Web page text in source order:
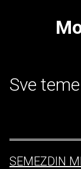
Sve teme
SEMEZDIN